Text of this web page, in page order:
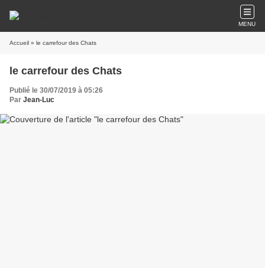
MENU
Accueil » le carrefour des Chats
le carrefour des Chats
Publié le 30/07/2019 à 05:26
Par Jean-Luc